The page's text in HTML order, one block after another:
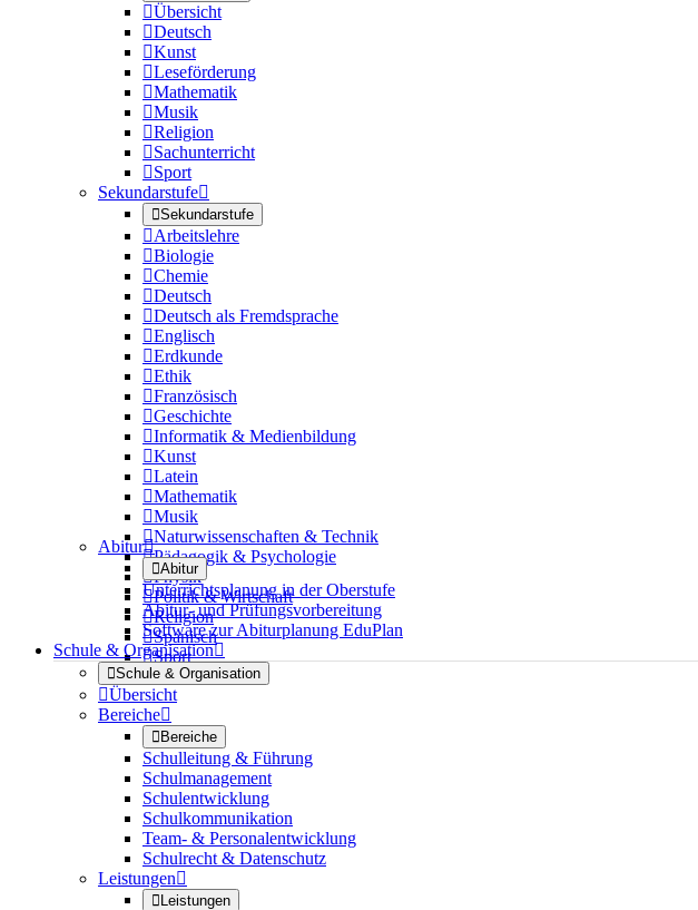
Übersicht
Deutsch
Kunst
Leseförderung
Mathematik
Musik
Religion
Sachunterricht
Sport
Sekundarstufe
Sekundarstufe
Arbeitslehre
Biologie
Chemie
Deutsch
Deutsch als Fremdsprache
Englisch
Erdkunde
Ethik
Französisch
Geschichte
Informatik & Medienbildung
Kunst
Latein
Mathematik
Musik
Naturwissenschaften & Technik
Pädagogik & Psychologie
Physik
Politik & Wirtschaft
Religion
Spanisch
Sport
Abitur
Abitur
Unterrichtsplanung in der Oberstufe
Abitur- und Prüfungsvorbereitung
Software zur Abiturplanung EduPlan
Schule & Organisation
Schule & Organisation
Übersicht
Bereiche
Bereiche
Schulleitung & Führung
Schulmanagement
Schulentwicklung
Schulkommunikation
Team- & Personalentwicklung
Schulrecht & Datenschutz
Leistungen
Leistungen